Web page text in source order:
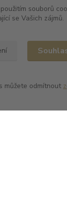
Zasíláme
V
souborů
se Vašich zájmů.
můžete odmítnout